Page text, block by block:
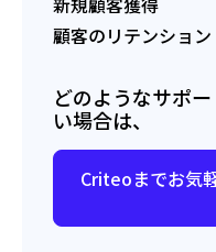
顧客のリテンション
どのようなサポ
い場合は、
Criteoまでお気